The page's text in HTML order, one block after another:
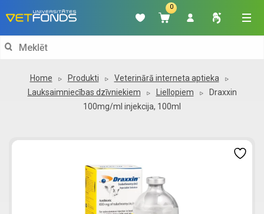
0
Search
Home Produkti
Veterinārā interneta aptieka
Lauksaimniecības dzīvniekiem
Liellopiem
Draxxin
100mg/ml injekcija, 100ml